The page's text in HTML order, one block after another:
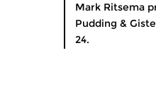
Mark Ritsema
Pudding &
24.